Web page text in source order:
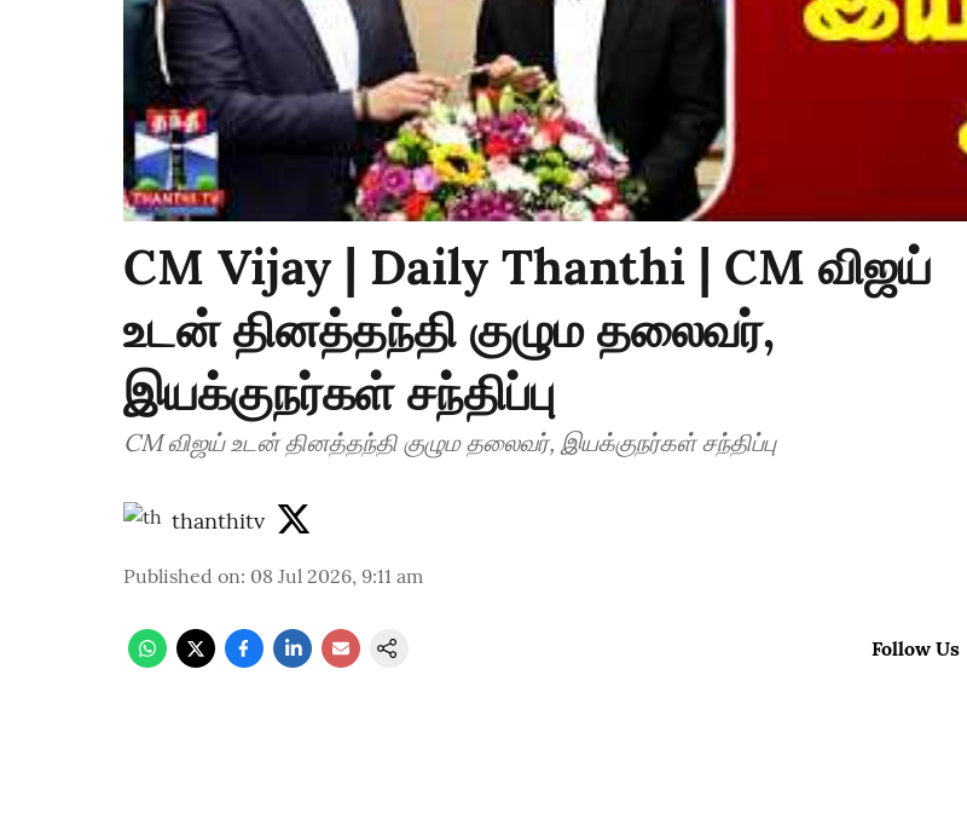
CM Vijay | Daily Thanthi | CM விஜய்
உடன் தினத்தந்தி குழும தலைவர்,
இயக்குநர்கள் சந்திப்பு
CM விஜய் உடன் தினத்தந்தி குழும தலைவர், இயக்குநர்கள் சந்திப்பு
thanthitv
Published on: 08 Jul 2026, 9:11 am
Follow Us